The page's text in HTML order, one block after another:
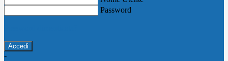
Password
-